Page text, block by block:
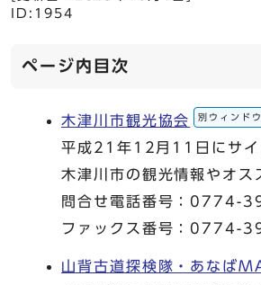
ID:1954
ページ内目次
木津川市観光協会 別ウィンド
平成21年12月11日にサイ
木津川市の観光情報やオス
問合せ電話番号：0774-
ファックス番号：0774-
山背古道探検隊・あなば